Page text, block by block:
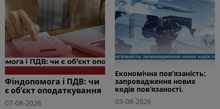
Фіндопомога і ПДВ: чи
є об’єкт оподаткування
07-08-2026
Економічна пов’язаність:
запровадження нових
кодів пов’язаності.
03-08-2026